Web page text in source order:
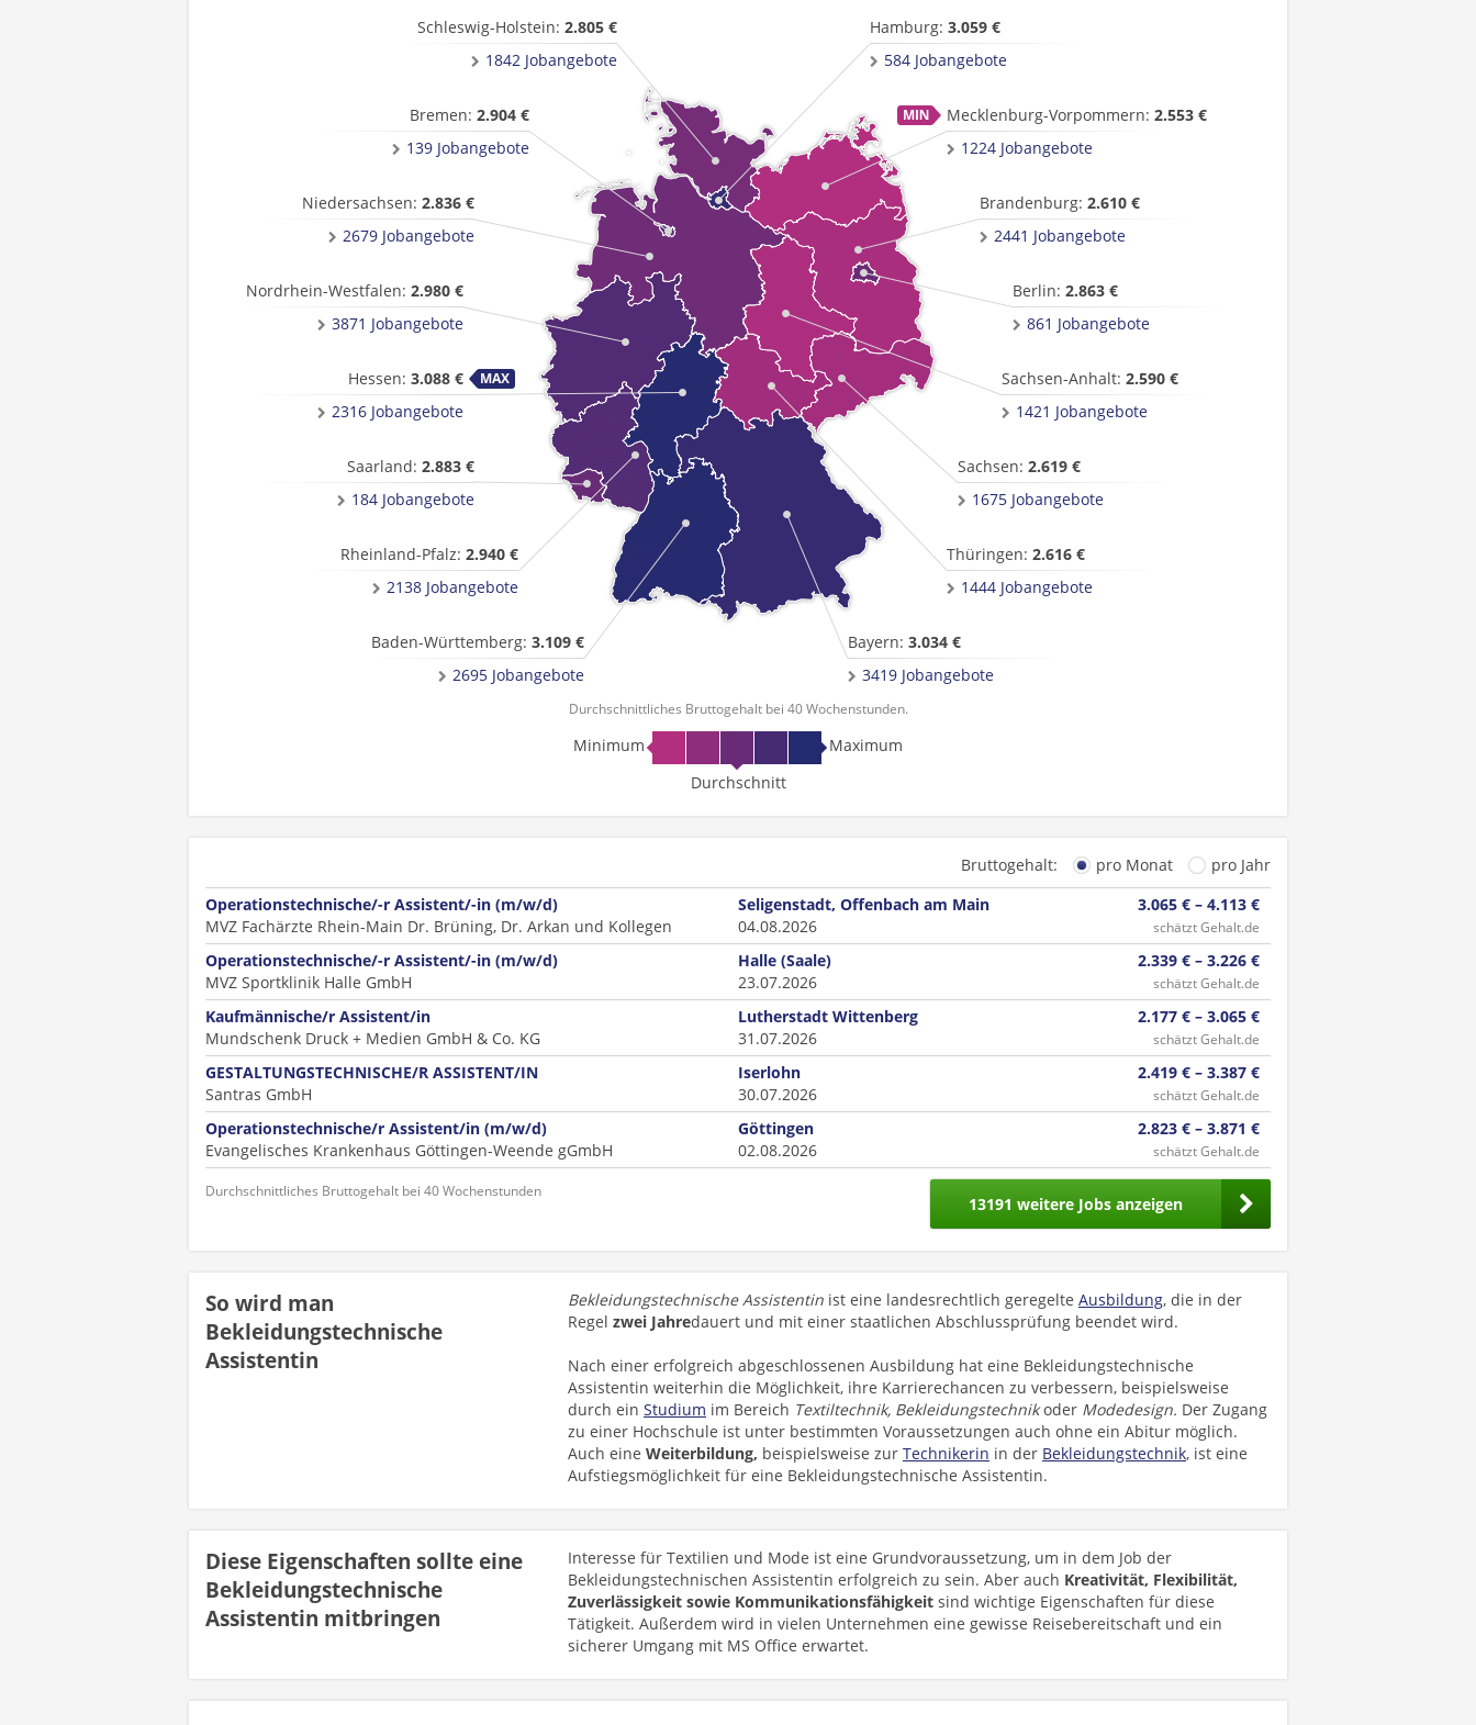
Baden-Württemberg: 3.109 €
2695 Jobangebote
Bayern: 3.034 €
3419 Jobangebote
Berlin: 2.863 €
861 Jobangebote
Brandenburg: 2.610 €
2441 Jobangebote
Bremen: 2.904 €
139 Jobangebote
Hamburg: 3.059 €
584 Jobangebote
Hessen: 3.088 €
2316 Jobangebote
Mecklenburg-Vorpommern: 2.553 €
1224 Jobangebote
Niedersachsen: 2.836 €
2679 Jobangebote
Nordrhein-Westfalen: 2.980 €
3871 Jobangebote
Rheinland-Pfalz: 2.940 €
2138 Jobangebote
Saarland: 2.883 €
184 Jobangebote
Sachsen: 2.619 €
1675 Jobangebote
Sachsen-Anhalt: 2.590 €
1421 Jobangebote
Schleswig-Holstein: 2.805 €
1842 Jobangebote
Thüringen: 2.616 €
1444 Jobangebote
Durchschnittliches Bruttogehalt bei 40 Wochenstunden.
Minimum
Maximum
Durchschnitt
Bruttogehalt: pro Monat
pro Jahr
Operationstechnische/-r Assistent/-in (m/w/d)
MVZ Fachärzte Rhein-Main Dr. Brüning, Dr. Arkan und Kollegen
Seligenstadt, Offenbach am Main
04.08.2026
3.065 € – 4.113 €
schätzt Gehalt.de
Operationstechnische/-r Assistent/-in (m/w/d)
MVZ Sportklinik Halle GmbH
Halle (Saale)
23.07.2026
2.339 € – 3.226 €
schätzt Gehalt.de
Kaufmännische/r Assistent/in
Mundschenk Druck + Medien GmbH & Co. KG
Lutherstadt Wittenberg
31.07.2026
2.177 € – 3.065 €
schätzt Gehalt.de
GESTALTUNGSTECHNISCHE/R ASSISTENT/IN
Santras GmbH
Iserlohn
30.07.2026
2.419 € – 3.387 €
schätzt Gehalt.de
Operationstechnische/r Assistent/in (m/w/d)
Evangelisches Krankenhaus Göttingen-Weende gGmbH
Göttingen
02.08.2026
2.823 € – 3.871 €
schätzt Gehalt.de
Durchschnittliches Bruttogehalt bei 40 Wochenstunden
13191 weitere Jobs anzeigen
So wird man
Bekleidungstechnische
Assistentin
Bekleidungstechnische Assistentin ist eine landesrechtlich geregelte Ausbildung, die in der
Regel zwei Jahredauert und mit einer staatlichen Abschlussprüfung beendet wird.
Nach einer erfolgreich abgeschlossenen Ausbildung hat eine Bekleidungstechnische
Assistentin weiterhin die Möglichkeit, ihre Karrierechancen zu verbessern, beispielsweise
durch ein Studium im Bereich Textiltechnik, Bekleidungstechnikoder Modedesign. Der Zugang
zu einer Hochschule ist unter bestimmten Voraussetzungen auch ohne ein Abitur möglich.
Auch eine Weiterbildung, beispielsweise zur Technikerin in der Bekleidungstechnik, ist eine
Aufstiegsmöglichkeit für eine Bekleidungstechnische Assistentin.
Diese Eigenschaften sollte eine
Bekleidungstechnische
Assistentin mitbringen
Interesse für Textilien und Mode ist eine Grundvoraussetzung, um in dem Job der
Bekleidungstechnischen Assistentin erfolgreich zu sein. Aber auch Kreativität, Flexibilität,
Zuverlässigkeit sowie Kommunikationsfähigkeit sind wichtige Eigenschaften für diese
Tätigkeit. Außerdem wird in vielen Unternehmen eine gewisse Reisebereitschaft und ein
sicherer Umgang mit MS Office erwartet.